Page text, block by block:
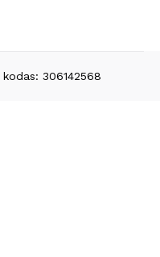
306142568